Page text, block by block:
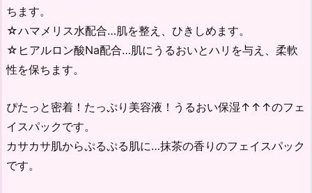
ちます。
☆ハマメリス水配合…肌を整え、ひきしめます。
☆ヒアルロン酸Na配合…肌にうるおいとハリを与え、柔軟
性を保ちます。
ぴたっと密着！たっぷり美容液！うるおい保湿↑↑↑のフェ
イスパックです。
カサカサ肌からぷるぷる肌に…抹茶の香りのフェイスパック
です。